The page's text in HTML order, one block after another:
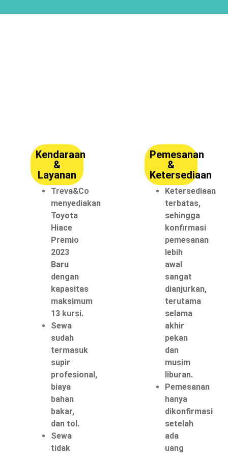
Kendaraan
&
Layanan
Treva&Co
menyediakan
Toyota
Hiace
Premio
2023
Baru
dengan
kapasitas
maksimum
13 kursi.
Sewa
sudah
termasuk
supir
profesional,
biaya
bahan
bakar,
dan tol.
Sewa
tidak
Pemesanan
&
Ketersediaan
Ketersediaan
terbatas,
sehingga
konfirmasi
pemesanan
lebih
awal
sangat
dianjurkan,
terutama
selama
akhir
pekan
dan
musim
liburan.
Pemesanan
hanya
dikonfirmasi
setelah
ada
uang